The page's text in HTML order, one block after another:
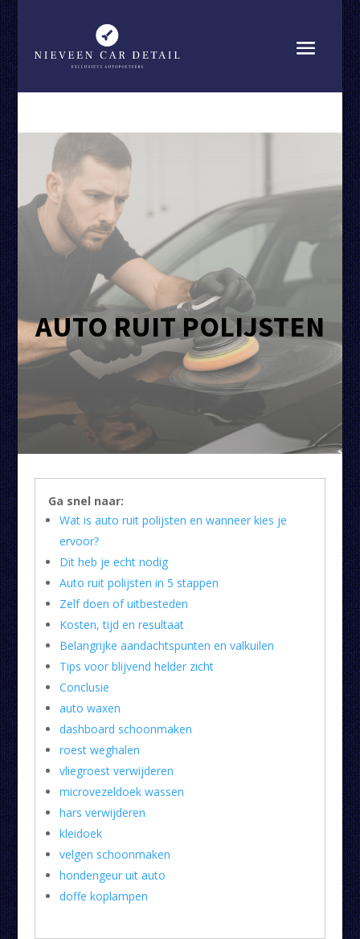
AUTO RUIT POLIJSTEN
Ga snel naar:
Wat is auto ruit polijsten en wanneer kies je
ervoor?
Dit heb je echt nodig
Auto ruit polijsten in 5 stappen
Zelf doen of uitbesteden
Kosten, tijd en resultaat
Belangrijke aandachtspunten en valkuilen
Tips voor blijvend helder zicht
Conclusie
auto waxen
dashboard schoonmaken
roest weghalen
vliegroest verwijderen
microvezeldoek wassen
hars verwijderen
kleidoek
velgen schoonmaken
hondengeur uit auto
doffe koplampen